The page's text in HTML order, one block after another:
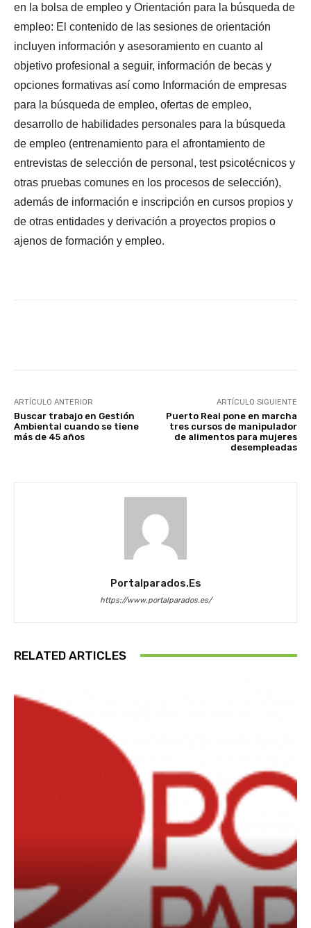
en la bolsa de empleo y Orientación para la búsqueda de
empleo: El contenido de las sesiones de orientación
incluyen información y asesoramiento en cuanto al
objetivo profesional a seguir, información de becas y
opciones formativas así como Información de empresas
para la búsqueda de empleo, ofertas de empleo,
desarrollo de habilidades personales para la búsqueda
de empleo (entrenamiento para el afrontamiento de
entrevistas de selección de personal, test psicotécnicos y
otras pruebas comunes en los procesos de selección),
además de información e inscripción en cursos propios y
de otras entidades y derivación a proyectos propios o
ajenos de formación y empleo.
ARTÍCULO ANTERIOR
Buscar trabajo en Gestión
Ambiental cuando se tiene
más de 45 años
ARTÍCULO SIGUIENTE
Puerto Real pone en marcha
tres cursos de manipulador
de alimentos para mujeres
desempleadas
Portalparados.es
https://www.portalparados.es/
RELATED ARTICLES